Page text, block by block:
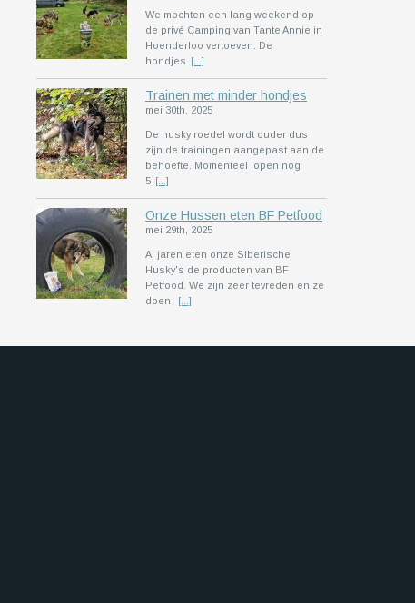
We mochten een lang weekend op
de privé Camping van Tante Annie in
Hoenderloo vertoeven. De
hondjes [...]
Trainen met minder hondjes
mei 30th, 2025
De husky roedel wordt ouder dus
zijn de trainingen aangepast aan de
behoefte. Momenteel lopen nog
5 [...]
Onze Hussen eten BF Petfood
mei 29th, 2025
Al jaren eten onze Siberische
Husky's de producten van BF
Petfood. We zijn zeer tevreden en ze
doen
[...]